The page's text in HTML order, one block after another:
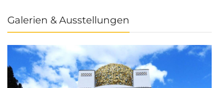
Galerien & Ausstellungen